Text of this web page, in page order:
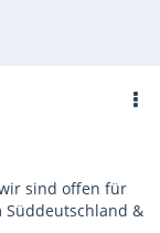
sind offen für
Süddeutschland &